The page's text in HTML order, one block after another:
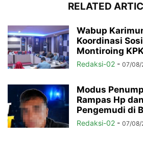
RELATED
Wabup
Koordinasi
Montiroing
Redaksi-02 - 07/08/
Modus
Rampas Hp
Pengemudi di
Redaksi-02 - 07/08/